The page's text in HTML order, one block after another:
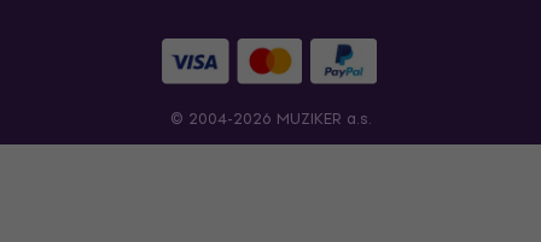
© 2004-2026 MUZIKER a.s.